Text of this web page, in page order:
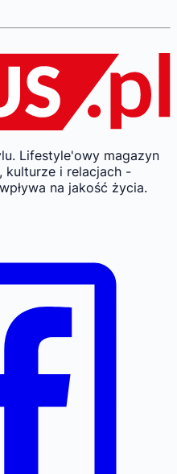
Lifestyle'owy magazyn
kulturze i relacjach -
na jakość życia.